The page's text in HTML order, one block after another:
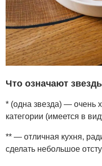
Что означают
* (одна звезда) — очень
категории (имеется в
** — отличная кухня,
сделать небольшое